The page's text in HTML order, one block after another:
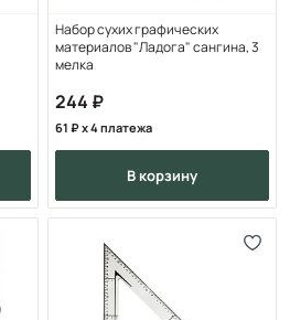
Набор сухих графических
материалов "Ладога" сангина, 3
мелка
244
61 x 4 платежа
в корзину